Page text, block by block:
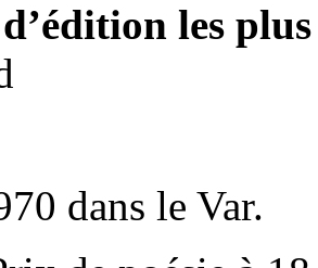
les
dans le Var.